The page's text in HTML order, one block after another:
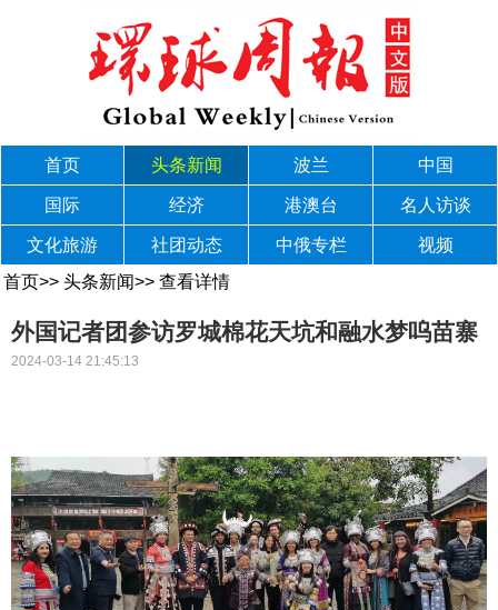
首页 头条新闻 波兰 中国
国际 经济 港澳台 名人访谈
文化旅游 社团动态 中俄专栏
视频
首页>> 头条新闻>> 查看详情
外国记者团参访罗城棉花天坑和融水梦呜苗寨
2024-03-14 21:45:13